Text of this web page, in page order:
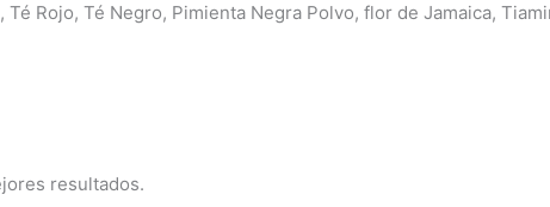
Rojo, Té Negro, Pimienta Negra Polvo, flor de Jamaica,
resultados.